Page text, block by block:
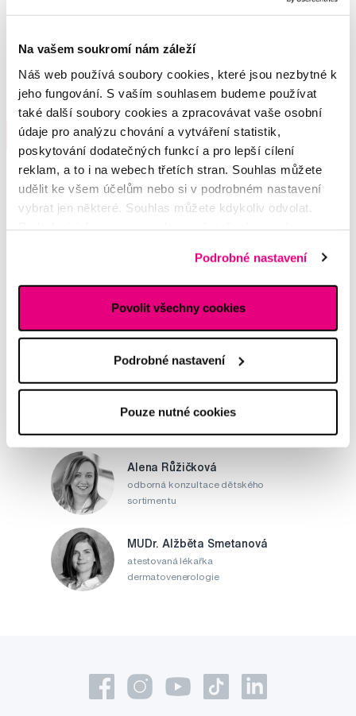
Na vašem soukromí nám záleží
Náš web používá soubory cookies, které jsou nezbytné k
jeho fungování. S vaším souhlasem budeme používat
také další soubory cookies a zpracovávat vaše osobní
údaje pro analýzu chování a vytváření statistik,
poskytování dodatečných funkcí a pro lepší cílení
reklam, a to i na webech třetích stran. Souhlas můžete
udělit ke všem účelům nebo si v podrobném nastavení
vybrat jen některé. Souhlas můžete kdykoliv odvolat.
Podrobné nastavení
Povolit všechny cookies
Podrobné nastavení
Pouze nutné cookies
GUM PAROEX ústní voda (výplach, CHX
189 Kč
5,0
Do košíku
Skladem > 5 ks
Ihned na
13 prodejnách
Napište našim odborníkům
MDDr. Tomáš Pražák
Odborná zubní konzultace –
Alena Růžičková
odborná konzultace dětského
sortimentu
MUDr. Alžběta Smetanová
atestovaná lékařka
dermatovenerologie